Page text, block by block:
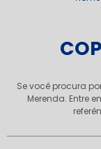
Se você procura
Merenda. Entre